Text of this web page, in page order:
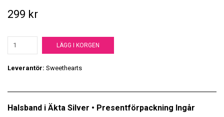
299 kr
LÄGG I KORGEN
Leverantör: Sweethearts
Halsband i Äkta Silver • Presentförpackning Ingår